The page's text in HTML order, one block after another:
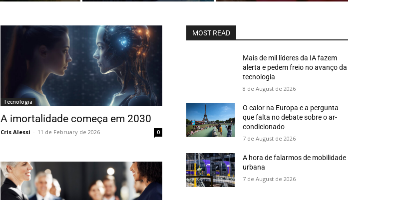
Tecnologia
A imortalidade começa em 2030
Cris Alessi - 11 de February de 2026 0
MOST READ
Mais de mil líderes da IA fazem
alerta e pedem freio no avanço da
tecnologia
8 de August de 2026
O calor na Europa e a pergunta
que falta no debate sobre o ar-
condicionado
7 de August de 2026
A hora de falarmos de mobilidade
urbana
7 de August de 2026